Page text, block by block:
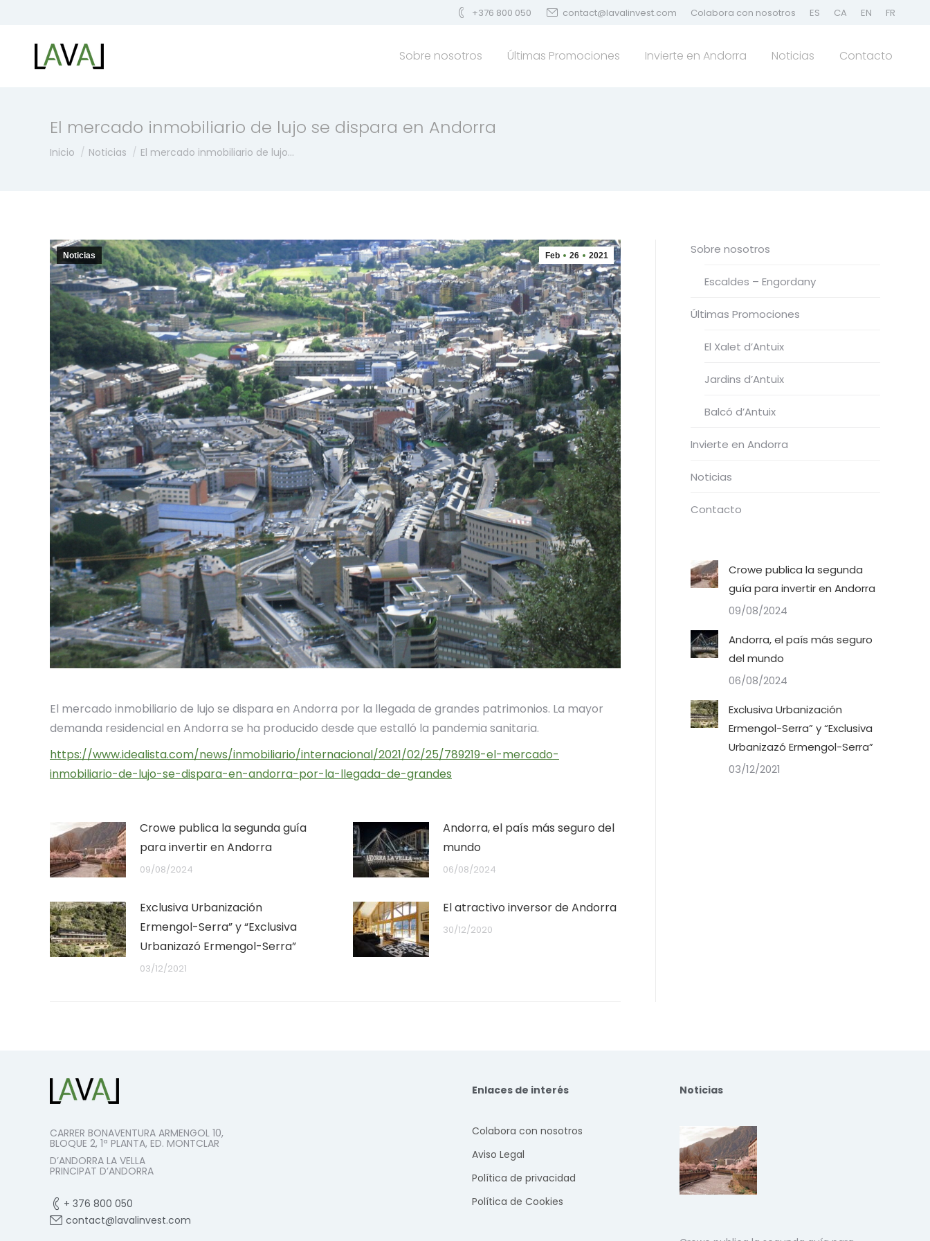
+376 800 050 contact@lavalinvest.com Colabora con nosotros ES CA EN FR
Sobre nosotros Últimas Promociones Invierte en Andorra Noticias Contacto
El mercado inmobiliario de lujo se dispara en Andorra
Estás aquí:
Inicio Noticias El mercado inmobiliario de lujo…
Feb 26 2021
Noticias
El mercado inmobiliario de lujo se dispara en Andorra por la llegada de grandes patrimonios. La mayor
demanda residencial en Andorra se ha producido desde que estalló la pandemia sanitaria.
https://www.idealista.com/news/inmobiliario/internacional/2021/02/25/789219-el-mercado-
inmobiliario-de-lujo-se-dispara-en-andorra-por-la-llegada-de-grandes
Crowe publica la segunda guía
para invertir en Andorra
09/08/2024
Andorra, el país más seguro del
mundo
06/08/2024
Exclusiva Urbanización
Ermengol-Serra” y “Exclusiva
Urbanizazó Ermengol-Serra”
03/12/2021
El atractivo inversor de Andorra
30/12/2020
Sobre nosotros
Escaldes – Engordany
Últimas Promociones
El Xalet d’Antuix
Jardins d’Antuix
Balcó d’Antuix​
Invierte en Andorra
Noticias
Contacto
Crowe publica la segunda
guía para invertir en Andorra
09/08/2024
Andorra, el país más seguro
del mundo
06/08/2024
Exclusiva Urbanización
Ermengol-Serra” y “Exclusiva
Urbanizazó Ermengol-Serra”
03/12/2021
CARRER BONAVENTURA ARMENGOL 10,
BLOQUE 2, 1ª PLANTA, ED. MONTCLAR
D’ANDORRA LA VELLA
PRINCIPAT D’ANDORRA
+ 376 800 050
contact@lavalinvest.com
Enlaces de interés
Colabora con nosotros
Aviso Legal
Política de privacidad
Política de Cookies
Noticias